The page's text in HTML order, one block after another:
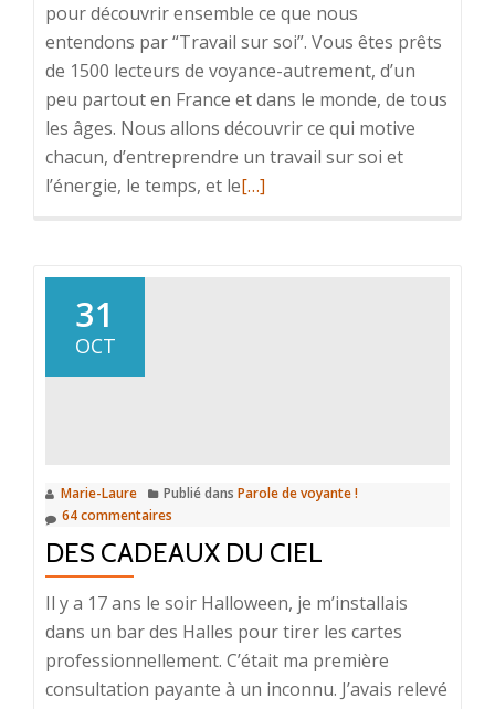
décrire
ma
vie”
pour découvrir ensemble ce que nous
entendons par “Travail sur soi”. Vous êtes prêts
de 1500 lecteurs de voyance-autrement, d’un
peu partout en France et dans le monde, de tous
les âges. Nous allons découvrir ce qui motive
chacun, d’entreprendre un travail sur soi et
l’énergie, le temps, et leEn
[…]
31
OCT
Marie-Laure Publié dans Parole de voyante !
64 commentaires
DES CADEAUX DU CIEL
Il y a 17 ans le soir Halloween, je m’installais
dans un bar des Halles pour tirer les cartes
professionnellement. C’était ma première
consultation payante à un inconnu. J’avais relevé